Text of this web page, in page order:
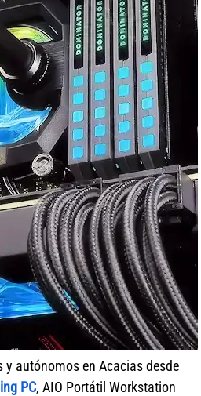
autónomos en Acacias desde
PC, AIO Portátil Workstation